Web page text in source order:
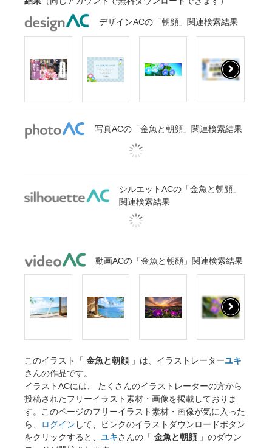
デザインACの「朝顔」関連検索結果
写真ACの「金魚と朝顔」関連検索結果
シルエットACの「金魚と朝顔」
関連検索結果
動画ACの「金魚と朝顔」関連検索結果
このイラスト「 金魚と朝顔」は、イラストレーターユキ
さんの作品です。
イラストACには、 たくさんのイラストレーターの方から
投稿されたフリーイラスト素材・画像を掲載しておりま
す。このページのフリーイラスト素材・画像が気に入った
ら、
ログイン して、ピンクのイラストダウンロードボタン
をクリックすると、 ユキさんの「 金魚と朝顔」のダウン